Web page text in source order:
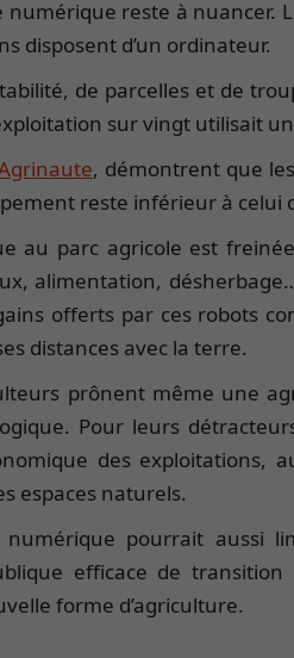
numérique reste à
disposent d’un ordinateur.
de parcelles et de
sur vingt utilisait
, démontrent que
reste inférieur à celui
au parc agricole est
alimentation,
offerts par ces robots
distances avec la terre.
prônent même une
Pour leurs
des exploitations,
espaces naturels.
pourrait aussi
efficace de
forme d’agriculture.